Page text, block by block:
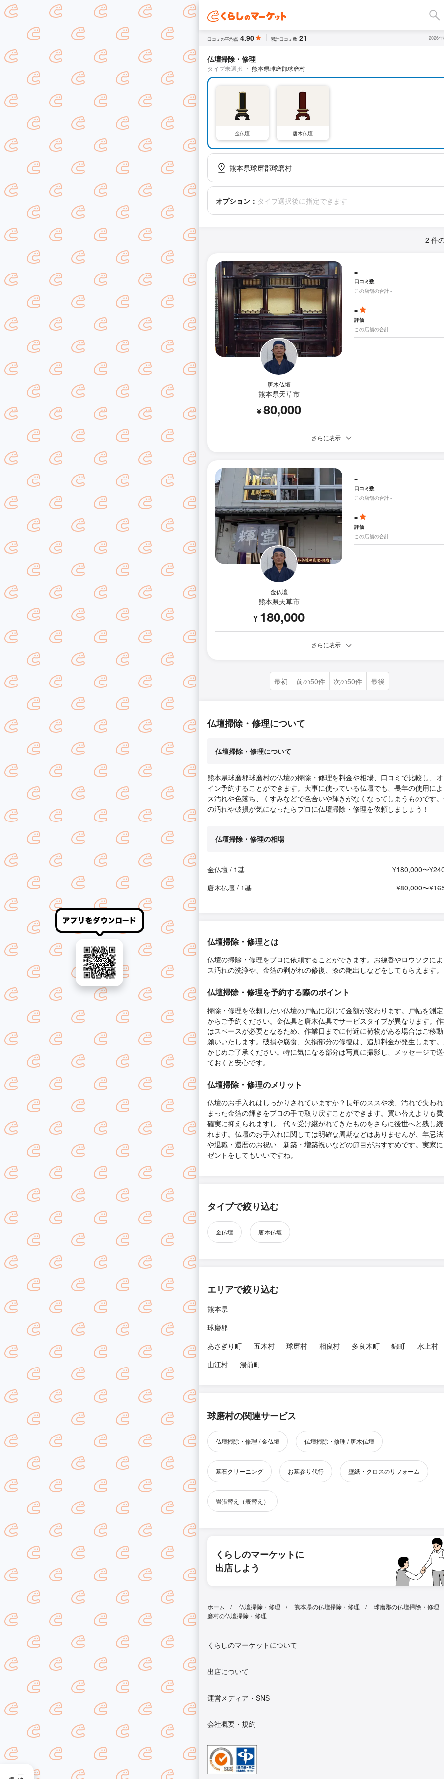
口コミの平均点 4.90 累計口コミ数 21 2026
仏壇掃除・修理
タイプ未選択 ・ 熊本県球磨郡球磨村
金仏壇 唐木仏壇
熊本県球磨郡球磨村
オプション： タイプ選択後に指定できます
2 件
唐木仏壇
熊本県天草市
¥80,000
-
口コミ数
この店舗の合計 -
-
評価
この店舗の合計 -
さらに表示
金仏壇
熊本県天草市
¥ 180,000
-
口コミ数
この店舗の合計 -
-
評価
この店舗の合計 -
さらに表示
最初 前の50件 次の50件 最後
仏壇掃除・修理について
仏壇掃除・修理について
熊本県球磨郡球磨村の仏壇の掃除・修理を料金や相場、口コミで比較し、
イン予約することができます。大事に使っている仏壇でも、長年の使用に
ス汚れや色落ち、くすみなどで色合いや輝きがなくなってしまうものです
の汚れや破損が気になったらプロに仏壇掃除・修理を依頼しましょう！
仏壇掃除・修理の相場
金仏壇 / 1基
¥180,000〜
唐木仏壇 / 1基
¥80,000〜
仏壇掃除・修理とは
仏壇の掃除・修理をプロに依頼することができます。お線香やロウソクに
ス汚れの洗浄や、金箔の剥がれの修復、漆の艶出しなどをしてもらえます。
仏壇掃除・修理を予約する際のポイント
掃除・修理を依頼したい仏壇の戸幅に応じて金額が変わります。戸幅を測
からご予約ください。金仏具と唐木仏具でサービスタイプが異なります。
はスペースが必要となるため、作業日までに付近に荷物がある場合はご移
願いいたします。破損や腐食、欠損部分の修復は、追加料金が発生します
かじめご了承ください。特に気になる部分は写真に撮影し、メッセージで
ておくと安心です。
仏壇掃除・修理のメリット
仏壇のお手入れはしっかりされていますか？長年のススや埃、汚れで失わ
まった金箔の輝きをプロの手で取り戻すことができます。買い替えよりも
確実に抑えられますし、代々受け継がれてきたものをさらに後世へと残し
れます。仏壇のお手入れに関しては明確な周期などはありませんが、年忌
や退職・還暦のお祝い、新築・増築祝いなどの節目がおすすめです。実家
ゼントをしてもいいですね。
タイプで絞り込む
金仏壇 唐木仏壇
エリアで絞り込む
熊本県
球磨郡
あさぎり町
五木村 球磨村 相良村 多良木町 錦町
水上村
山江村
湯前町
球磨村の関連サービス
仏壇掃除・修理 / 金仏壇 仏壇掃除・修理 / 唐木仏壇
墓石クリーニング お墓参り代行 壁紙・クロスのリフォーム
畳張替え（表替え）
くらしのマーケットに
出店しよう
ホーム 仏壇掃除・修理 熊本県の仏壇掃除・修理
球磨郡の仏壇掃除・修理
磨村の仏壇掃除・修理
くらしのマーケットについて
出店について
運営メディア・SNS
会社概要・規約